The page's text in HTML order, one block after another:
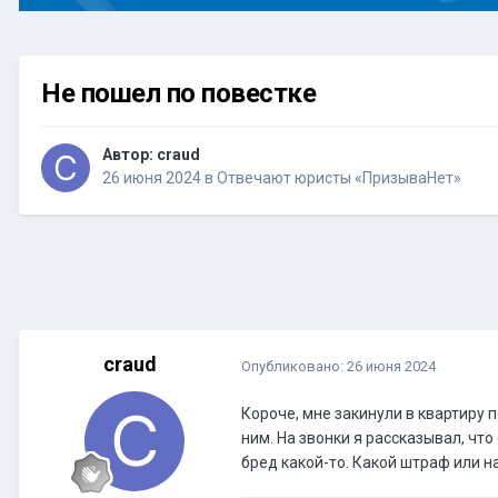
Не пошел по повестке
Автор: craud
26 июня 2024в Отвечают юристы «ПризываНет»
craud Опубликовано: 26 июня 2024
Короче, мне закинули в квартиру
ним. На звонки я рассказывал,
бред какой-то. Какой штраф или